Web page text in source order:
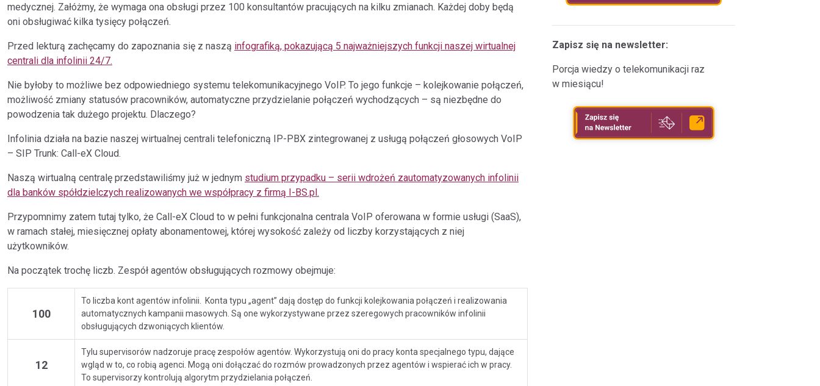
Integracje dla
Partnerów
Zintegruj z nami swój system.
Gotowe Integracje
do wdrożenia.
Biuro/Call Center
telekomunikacyjnych dla biur
i call center.
Aplikacja Softphone
Aplikacja do dzwonienia
na systemy Android i iOS.
Referencje
Sprawdź, dlaczego nam
możesz zaufać.
Budowa nowoczesnej
infrastruktury telefonicznej.
Szybki kontakt i sprawna
obsługa i komunikacja.
Wsparcie sprzedaży i obsługi,
medycznej. Załóżmy, że wymaga ona obsługi przez 100 konsultantów pracujących na kilku zmianach. Każdej doby będą
oni obsługiwać kilka tysięcy połączeń.
Przed lekturą zachęcamy do zapoznania się z naszą infografiką, pokazującą 5 najważniejszych funkcji naszej wirtualnej
centrali dla infolinii 24/7.
Nie byłoby to możliwe bez odpowiedniego systemu telekomunikacyjnego VoIP. To jego funkcje – kolejkowanie połączeń,
możliwość zmiany statusów pracowników, automatyczne przydzielanie połączeń wychodzących – są niezbędne do
powodzenia tak dużego projektu. Dlaczego?
Infolinia działa na bazie naszej wirtualnej centrali telefoniczną IP-PBX zintegrowanej z usługą połączeń głosowych VoIP
– SIP Trunk: Call-eX Cloud.
Naszą wirtualną centralę przedstawiliśmy już w jednym studium przypadku – serii wdrożeń zautomatyzowanych infolinii
dla banków spółdzielczych realizowanych we współpracy z firmą I-BS.pl.
Przypomnimy zatem tutaj tylko, że Call-eX Cloud to w pełni funkcjonalna centrala VoIP oferowana w formie usługi (SaaS),
w ramach stałej, miesięcznej opłaty abonamentowej, której wysokość zależy od liczby korzystających z niej
użytkowników.
Na początek trochę liczb. Zespół agentów obsługujących rozmowy obejmuje:
100
To liczba kont agentów infolinii. Konta typu „agent” dają dostęp do funkcji kolejkowania połączeń i realizowania
automatycznych kampanii masowych. Są one wykorzystywane przez szeregowych pracowników infolinii
obsługujących dzwoniących klientów.
12
Tylu supervisorów nadzoruje pracę zespołów agentów. Wykorzystują oni do pracy konta specjalnego typu, dające
wgląd w to, co robią agenci. Mogą oni dołączać do rozmów prowadzonych przez agentów i wspierać ich w pracy.
To supervisorzy kontrolują algorytm przydzielania połączeń.
Zapisz się na newsletter:
Porcja wiedzy o telekomunikacji raz
w miesiącu!